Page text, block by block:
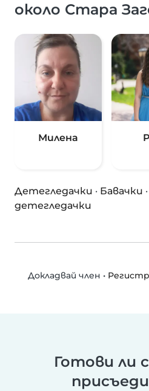
около Стара
Милена
Детегледачки · Бавачки ·
детегледачки
Докладвай член •
Готови ли